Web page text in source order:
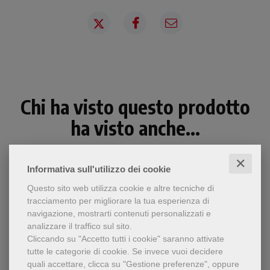
Informativa sull'utilizzo dei cookie ✕
Questo sito web utilizza cookie e altre tecniche di
tracciamento per migliorare la tua esperienza di
navigazione, mostrarti contenuti personalizzati e
analizzare il traffico sul sito.
Cliccando su "Accetto tutti i cookie" saranno attivate
tutte le categorie di cookie. Se invece vuoi decidere
quali accettare, clicca su "Gestione preferenze", oppure
Chi ha visto questo prodotto
ha visto anche...